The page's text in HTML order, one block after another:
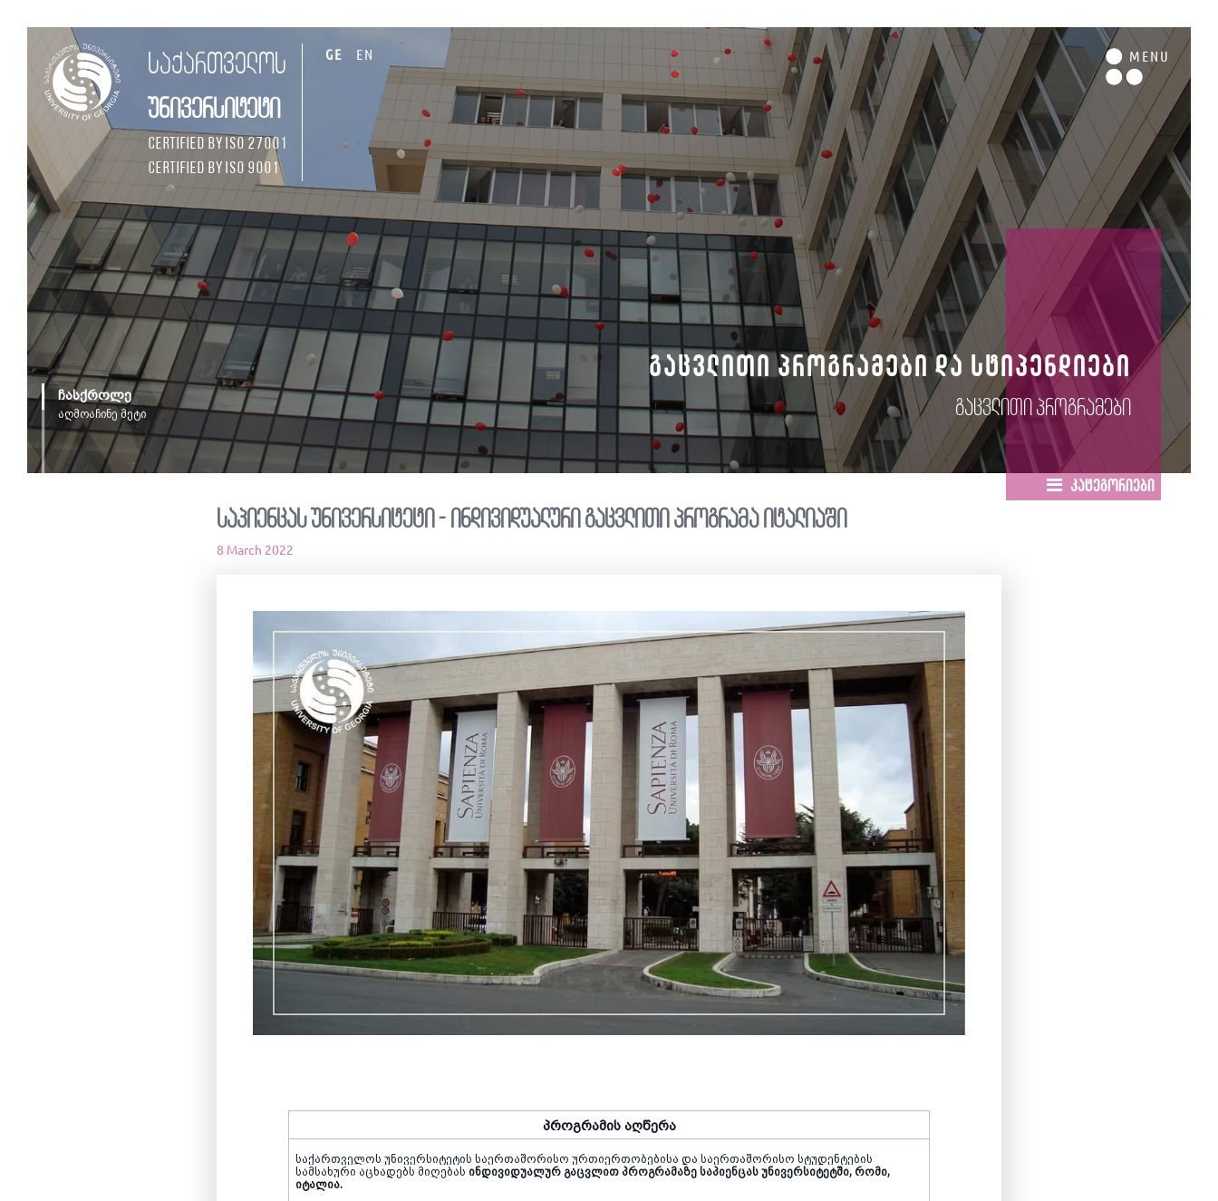
საქართველოს
უნივერსიტეტი
Certified by ISO 27001
Certified by ISO 9001
GE EN MENU
ჩასქროლე
აღმოაჩინე მეტი
გაცვლითი პროგრამები და სტიპენდიები
გაცვლითი პროგრამები
კატეგორიები
საპიენცას უნივერსიტეტი - ინდივიდუალური გაცვლითი პროგრამა იტალიაში
8 March 2022
პროგრამის აღწერა
საქართველოს უნივერსიტეტის საერთაშორისო ურთიერთობებისა და საერთაშორისო სტუდენტების
სამსახური აცხადებს მიღებას ინდივიდუალურ გაცვლით პროგრამაზე საპიენცას უნივერსიტეტში, რომი,
იტალია.